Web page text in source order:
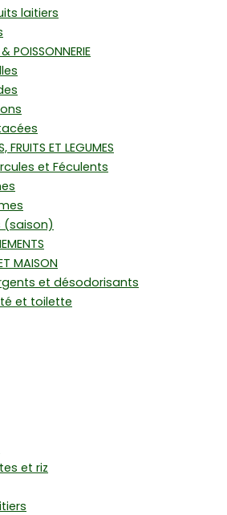
laitiers
POISSONNERIE
FRUITS ET LEGUMES
et Féculents
(saison)
MAISON
et désodorisants
et toilette
et riz